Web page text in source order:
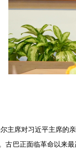
主席对习近平主席的
古巴正面临革命以来